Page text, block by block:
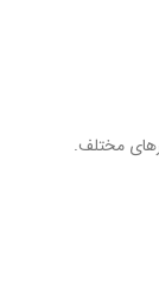
مختلف.